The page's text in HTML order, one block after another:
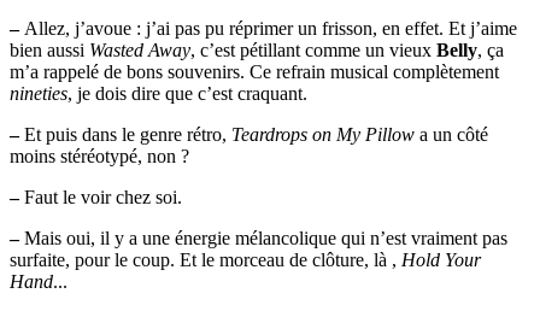
–Allez, j’avoue : j’ai pas pu réprimer un frisson, en effet. Et j’aime
bien aussi Wasted Away, c’est pétillant comme un vieux Belly, ça
m’a rappelé de bons souvenirs. Ce refrain musical complètement
nineties, je dois dire que c’est craquant.
–Et puis dans le genre rétro, Teardrops on My Pillow a un côté
moins stéréotypé, non ?
–Faut le voir chez soi.
–Mais oui, il y a une énergie mélancolique qui n’est vraiment pas
surfaite, pour le coup. Et le morceau de clôture, là , Hold Your
Hand...